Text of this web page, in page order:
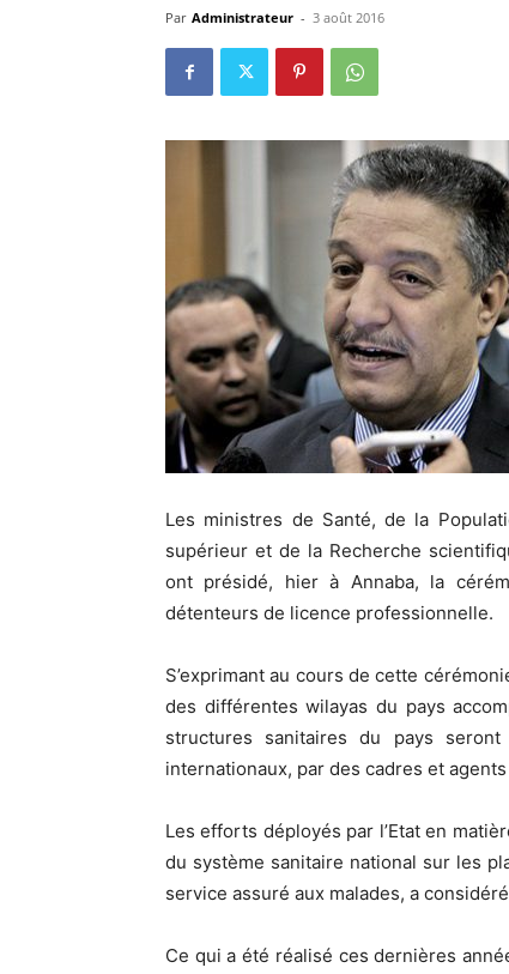
Par Administrateur - 3 août 2016
Les ministres de Santé, de la
supérieur et de la Recherche
ont présidé, hier à Annaba, la
détenteurs de licence professionnelle.
S’exprimant au cours de cette
des différentes wilayas du pays
structures sanitaires du pays
internationaux, par des cadres et
Les efforts déployés par l’Etat en
du système sanitaire national sur les
service assuré aux malades, a
Ce qui a été réalisé ces dernières